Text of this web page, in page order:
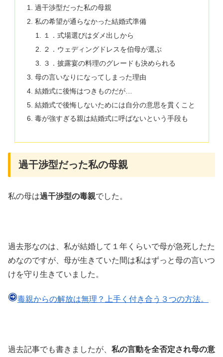
過干渉型だった私の母親
私の希望が通らなかった結婚式準備
１．式場選びはダメ出しから
２．ウェディングドレスを伯母が選ぶ
３．披露宴の料理のグレードも決められる
母の言いなりになってしまった理由
結婚式に後悔はつきものだが…
結婚式で後悔しないためには自分の意思を貫くこと
毒が強すぎる親は結婚式に呼ばないという手段も
過干渉型だった私の母親
私の母は過干渉型の毒親でした。
過去形なのは、私が結婚して１年くらいで母が急死したた
めなのですが、母が生きていた間は私はずっと母の言いつ
けを守り生きていました。
毒親からの解放は無理？上手く付き合う３つの方法。
過去記事でも書きましたが、 私の言動を全否定され母の意